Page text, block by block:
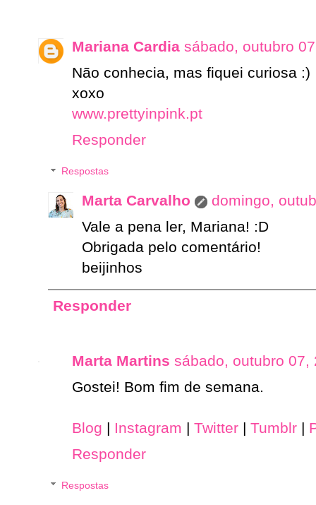
Mariana Cardia sábado, outubro
Não conhecia, mas fiquei curiosa :)
xoxo
www.prettyinpink.pt
Responder
Respostas
Marta Carvalho
domingo,
Vale a pena ler, Mariana! :D
Obrigada pelo comentário!
beijinhos
Responder
Marta Martins sábado, outubro 07,
Gostei! Bom fim de semana.
Blog | Instagram | Twitter | Tumblr |
Responder
Respostas